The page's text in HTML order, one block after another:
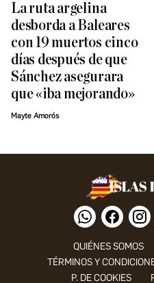
La ruta argelina
desborda a Baleares
con 19 muertos cinco
días después de que
Sánchez asegurara
que «iba mejorando»
Mayte Amorós
QUIÉNES SOMOS
TÉRMINOS Y
P. DE COOKIES